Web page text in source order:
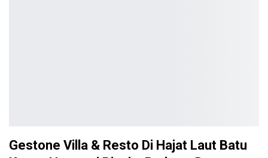
Gestone Villa & Resto Di Hajat Laut Batu